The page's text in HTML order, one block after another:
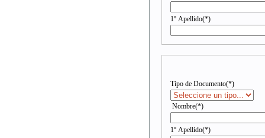
1º Apellido(*)
Tipo de Documento(*)
Nombre(*)
1º Apellido(*)